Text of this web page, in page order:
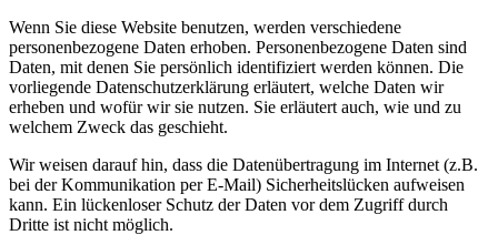
Wenn Sie diese Website benutzen, werden verschiedene
personenbezogene Daten erhoben. Personenbezogene Daten sind
Daten, mit denen Sie persönlich identifiziert werden können. Die
vorliegende Datenschutzerklärung erläutert, welche Daten wir
erheben und wofür wir sie nutzen. Sie erläutert auch, wie und zu
welchem Zweck das geschieht.
Wir weisen darauf hin, dass die Datenübertragung im Internet (z.B.
bei der Kommunikation per E-Mail) Sicherheitslücken aufweisen
kann. Ein lückenloser Schutz der Daten vor dem Zugriff durch
Dritte ist nicht möglich.